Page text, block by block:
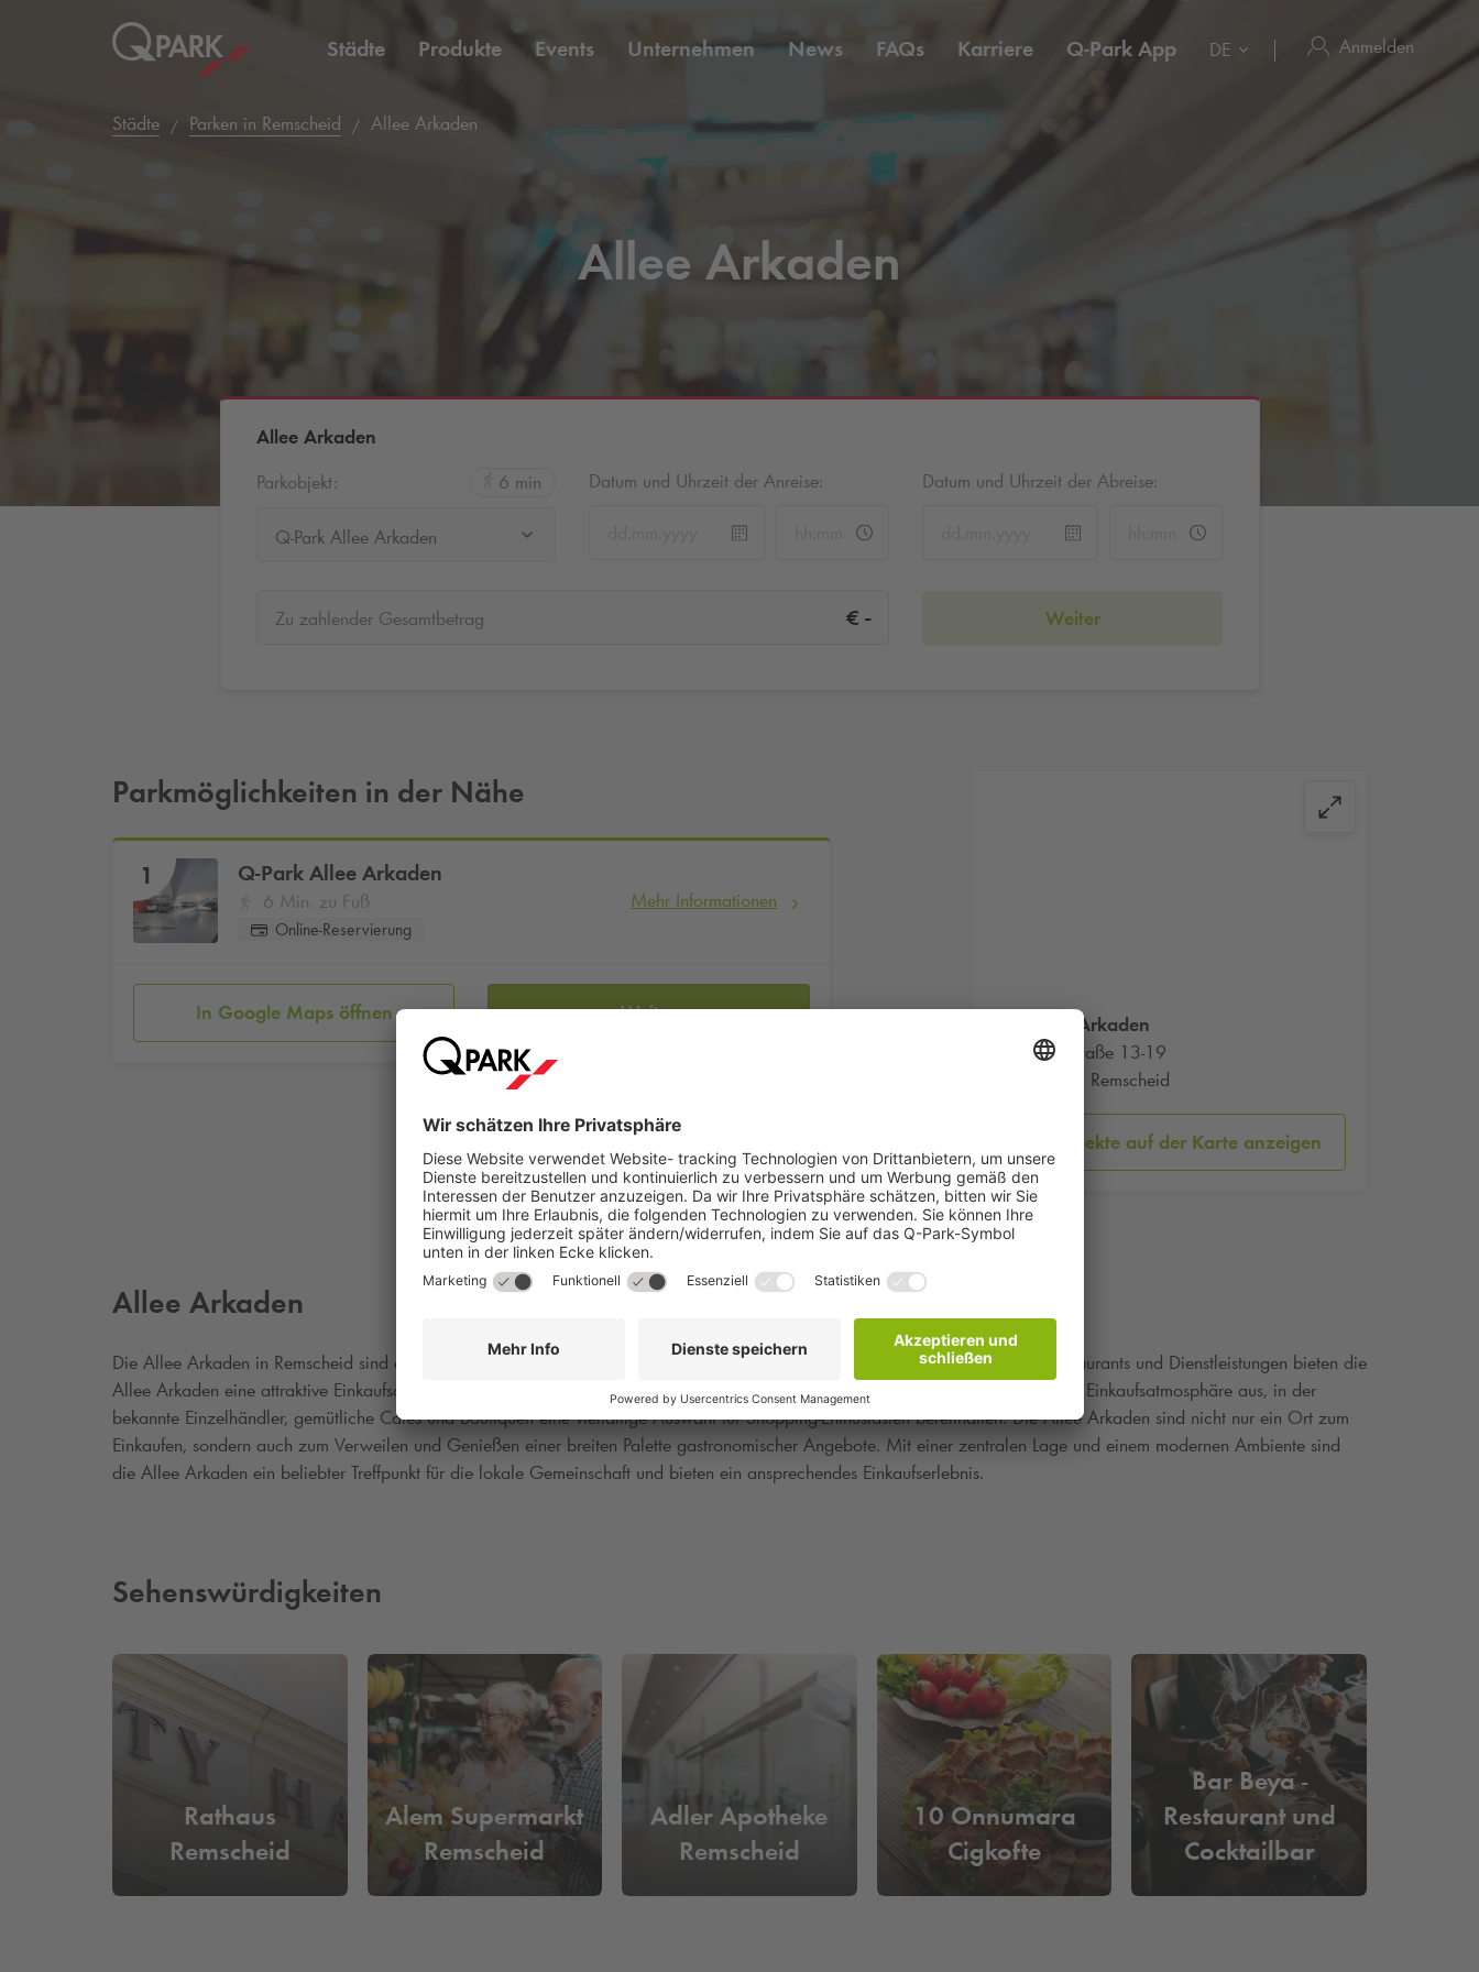
Städte Produkte Events Unternehmen News FAQs Karriere Q-Park App DE Anmelden
Städte Parken in Remscheid Allee Arkaden
Allee Arkaden
Allee Arkaden
Parkobjekt:
6 min
Q-Park Allee Arkaden
Datum und Uhrzeit der Anreise: Datum und Uhrzeit der Abreise:
Zu zahlender Gesamtbetrag € - Weiter
Allee Arkaden
Alleestraße 13-19
42853 Remscheid
Parkobjekte auf der Karte anzeigen
Parkmöglichkeiten in der Nähe
1 Q-Park Allee Arkaden
6 Min. zu Fuß
Online-Reservierung
Mehr Informationen
In Google Maps öffnen Weiter
Allee Arkaden
Die Allee Arkaden in Remscheid sind ein modernes Einkaufszentrum im Herzen der Stadt. Mit einer Vielzahl von Geschäften, Restaurants und Dienstleistungen bieten die
Allee Arkaden eine attraktive Einkaufsdestination für Einheimische und Besucher. Das Zentrum zeichnet sich durch eine angenehme Einkaufsatmosphäre aus, in der
bekannte Einzelhändler, gemütliche Cafés und Boutiquen eine vielfältige Auswahl für Shopping-Enthusiasten bereithalten. Die Allee Arkaden sind nicht nur ein Ort zum
Einkaufen, sondern auch zum Verweilen und Genießen einer breiten Palette gastronomischer Angebote. Mit einer zentralen Lage und einem modernen Ambiente sind
die Allee Arkaden ein beliebter Treffpunkt für die lokale Gemeinschaft und bieten ein ansprechendes Einkaufserlebnis.
Sehenswürdigkeiten
Rathaus
Remscheid
Alem Supermarkt
Remscheid
Adler Apotheke
Remscheid
10 Onnumara
Cigkofte
Bar Beya -
Restaurant und
Cocktailbar